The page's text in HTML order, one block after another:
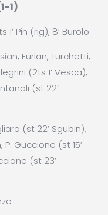
1)
1’ Pin (rig), 8’ Burolo
Furlan, Turchetti,
(2ts 1’ Vesca),
(st 22’
(st 22’ Sgubin),
Guccione (st 15’
(st 23’